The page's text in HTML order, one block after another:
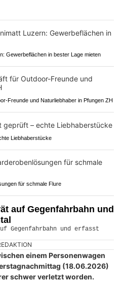
Gewerbeflächen in bester Lage mieten
Freunde und Naturliebhaber in Pfungen ZH
Liebhaberstücke
für schmale Flure
auf Gegenfahrbahn und
einem Personenwagen
(18.06.2026)
schwer verletzt worden.